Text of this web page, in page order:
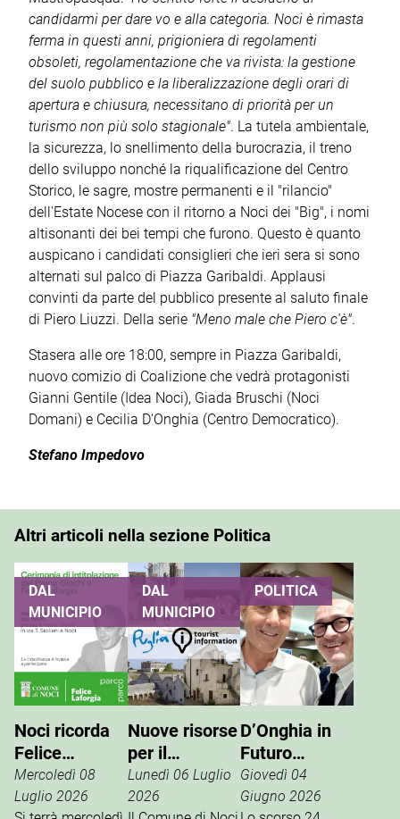
candidarmi per dare vo e alla categoria. Noci è rimasta
ferma in questi anni, prigioniera di regolamenti
obsoleti, regolamentazione che va rivista: la gestione
del suolo pubblico e la liberalizzazione degli orari di
apertura e chiusura, necessitano di priorità per un
turismo non più solo stagionale". La tutela ambientale,
la sicurezza, lo snellimento della burocrazia, il treno
dello sviluppo nonché la riqualificazione del Centro
Storico, le sagre, mostre permanenti e il "rilancio"
dell'Estate Nocese con il ritorno a Noci dei "Big", i nomi
altisonanti dei bei tempi che furono. Questo è quanto
auspicano i candidati consiglieri che ieri sera si sono
alternati sul palco di Piazza Garibaldi. Applausi
convinti da parte del pubblico presente al saluto finale
di Piero Liuzzi. Della serie "Meno male che Piero c'è".
Stasera alle ore 18:00, sempre in Piazza Garibaldi,
nuovo comizio di Coalizione che vedrà protagonisti
Gianni Gentile (Idea Noci), Giada Bruschi (Noci
Domani) e Cecilia D'Onghia (Centro Democratico).
Stefano Impedovo
Altri articoli nella sezione Politica
DAL
MUNICIPIO
Noci ricorda
Felice
Laforgia, il
parco giochi
Mercoledì 08
Luglio 2026
DAL
MUNICIPIO
Nuove risorse
per il
potenziamento
dell’info point
Lunedì 06 Luglio
2026
POLITICA
D’Onghia in
Futuro
Nazionale:
Vannacci è la
Giovedì 04
Giugno 2026